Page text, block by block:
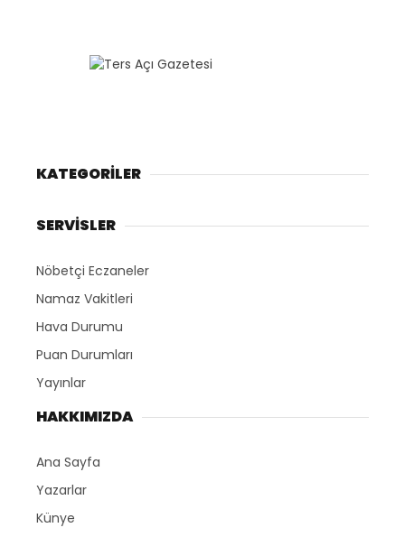
KATEGORİLER
SERVİSLER
Nöbetçi Eczaneler
Namaz Vakitleri
Hava Durumu
Puan Durumları
Yayınlar
HAKKIMIZDA
Ana Sayfa
Yazarlar
Künye